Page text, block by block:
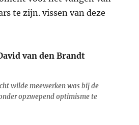
te zijn. vissen van deze
van den Brandt
wilde meewerken was bij de
opzwepend optimisme te